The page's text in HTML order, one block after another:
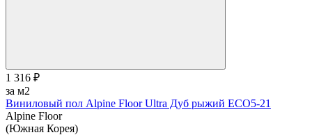
1 316 ₽
за м2
Виниловый пол Alpine Floor Ultra Дуб рыжий ЕСО5-21
Alpine Floor
(Южная Корея)